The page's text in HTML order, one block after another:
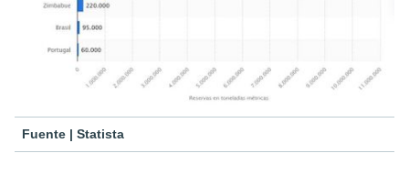
Fuente | Statista